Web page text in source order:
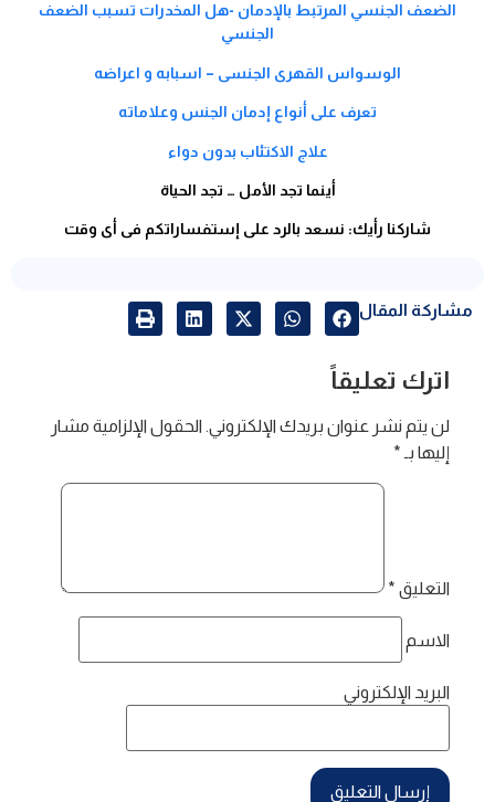
الضعف الجنسي المرتبط بالإدمان -هل المخدرات تسبب الضعف
الجنسي
الوسواس القهرى الجنسى – اسبابه و اعراضه
تعرف على أنواع إدمان الجنس وعلاماته
علاج الاكتئاب بدون دواء
أينما تجد الأمل … تجد الحياة
شاركنا رأيك: نسعد بالرد على إستفساراتكم فى أى وقت
مشاركة المقال
اترك تعليقاً
لن يتم نشر عنوان بريدك الإلكتروني. الحقول الإلزامية مشار
إليها بـ *
التعليق *
الاسم
البريد الإلكتروني